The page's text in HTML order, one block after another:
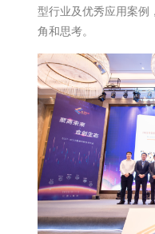
型行业及优秀应用案例
角和思考。